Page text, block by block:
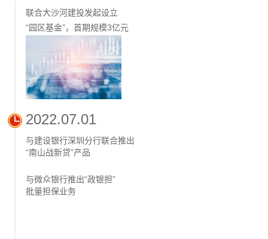
联合大沙河建投发起设立
“园区基金”，首期规模3亿元
2022.07.01
与建设银行深圳分行联合推出
“南山战新贷”产品
与微众银行推出“政银担”
批量担保业务